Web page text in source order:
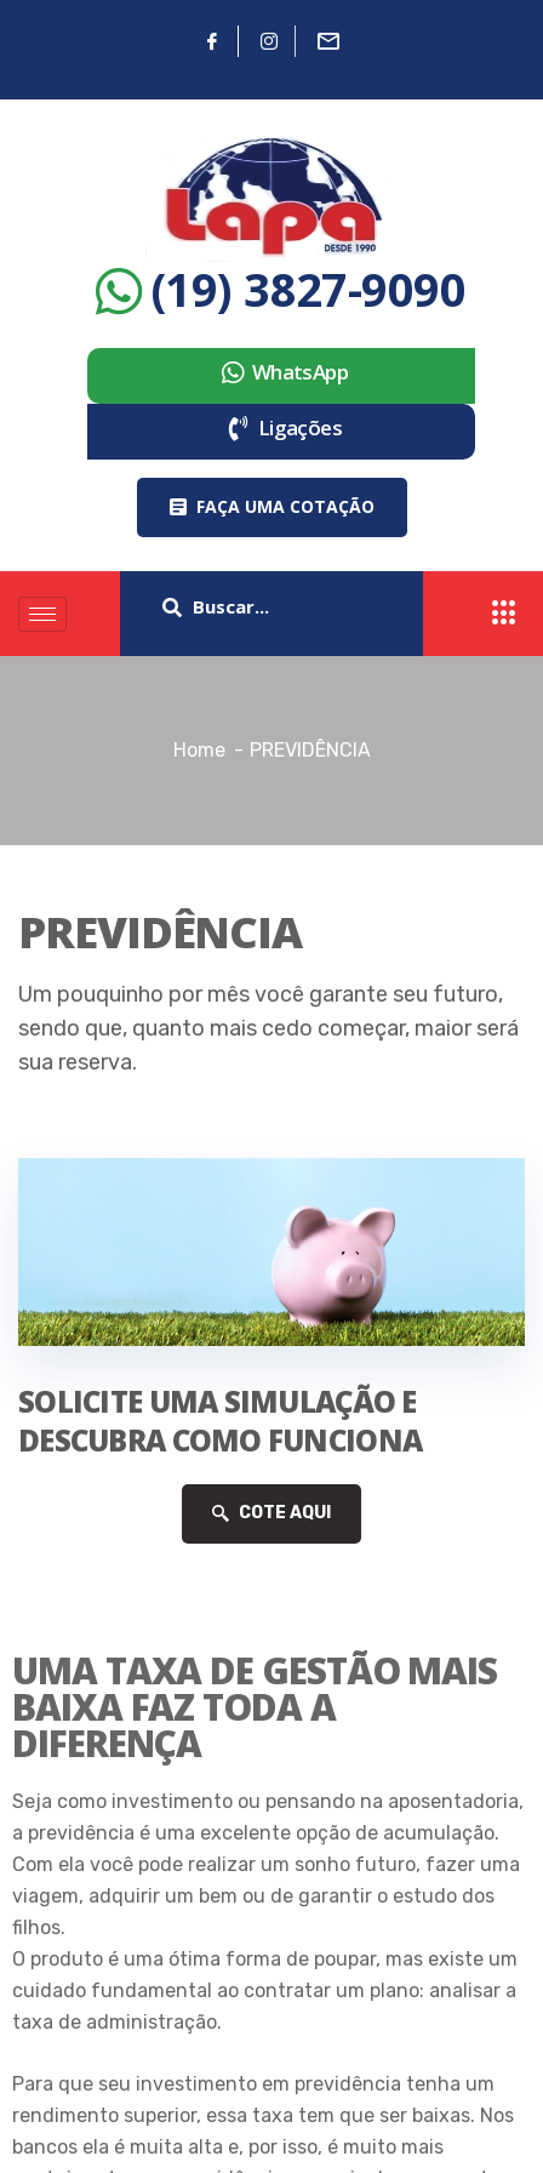
(19) 3827-9090
WhatsApp
Ligações
FAÇA UMA COTAÇÃO
Home PREVIDÊNCIA
PREVIDÊNCIA
Um pouquinho por mês você garante seu futuro,
sendo que, quanto mais cedo começar, maior será
sua reserva.
SOLICITE UMA SIMULAÇÃO E
DESCUBRA COMO FUNCIONA
COTE AQUI
UMA TAXA DE GESTÃO MAIS
BAIXA FAZ TODA A
DIFERENÇA
Seja como investimento ou pensando na aposentadoria,
a previdência é uma excelente opção de acumulação.
Com ela você pode realizar um sonho futuro, fazer uma
viagem, adquirir um bem ou de garantir o estudo dos
filhos.
O produto é uma ótima forma de poupar, mas existe um
cuidado fundamental ao contratar um plano: analisar a
taxa de administração.
Para que seu investimento em previdência tenha um
rendimento superior, essa taxa tem que ser baixas. Nos
bancos ela é muita alta e, por isso, é muito mais